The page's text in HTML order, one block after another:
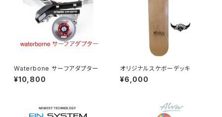
Waterbone サーフアダプター
¥10,800
オリジナルスケボーデッキ
¥6,000